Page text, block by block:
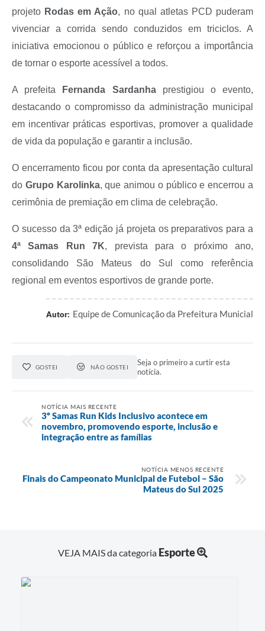
Telefones Úteis
projeto Rodas em Ação, no qual atletas PCD puderam
vivenciar a corrida sendo conduzidos em triciclos. A
iniciativa emocionou o público e reforçou a importância
de tornar o esporte acessível a todos.
A prefeita Fernanda Sardanhaprestigiou o evento,
destacando o compromisso da administração municipal
em incentivar práticas esportivas, promover a qualidade
de vida da população e garantir a inclusão.
O encerramento ficou por conta da apresentação cultural
do Grupo Karolinka, que animou o público e encerrou a
cerimônia de premiação em clima de celebração.
O sucesso da 3ª edição já projeta os preparativos para a
4ª Samas Run 7K, prevista para o próximo ano,
consolidando São Mateus do Sul como referência
regional em eventos esportivos de grande porte.
Autor: Equipe de Comunicação da Prefeitura Municial
GOSTEI NÃO GOSTEI
Seja o primeiro a curtir esta
notícia.
NOTÍCIA MAIS RECENTE
3º Samas Run Kids Inclusivo acontece em
novembro, promovendo esporte, inclusão e
integração entre as famílias
NOTÍCIA MENOS RECENTE
Finais do Campeonato Municipal de Futebol – São
Mateus do Sul 2025
VEJA MAIS da categoria Esporte